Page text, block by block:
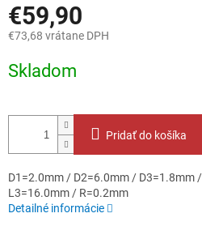
€59,90
€73,68 vrátane DPH
cena:
Skladom
Pridať do košíka
D1=2.0mm / D2=6.0mm /
L3=16.0mm / R=0.2mm
Detailné informácie